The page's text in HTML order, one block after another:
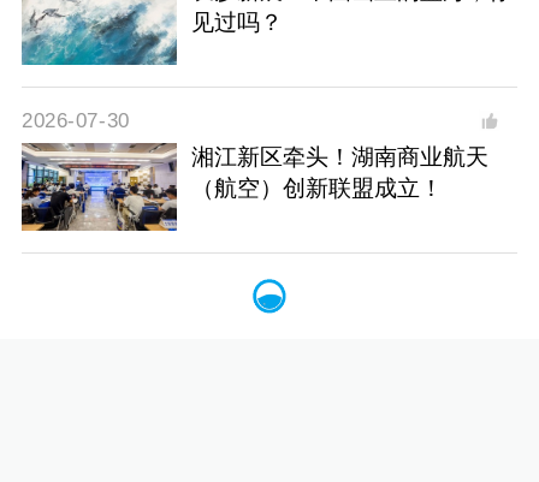
见过吗？
2026-07-30
湘江新区牵头！湖南商业航天
（航空）创新联盟成立！